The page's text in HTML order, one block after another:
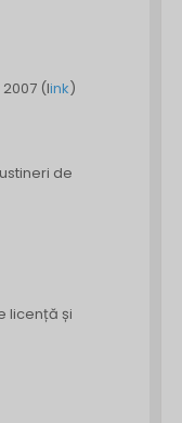
(link)
de
licență și